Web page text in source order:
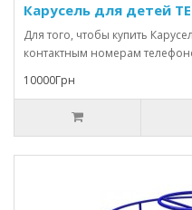
Карусель для детей
Для того, чтобы купить
контактным номерам
10000Грн